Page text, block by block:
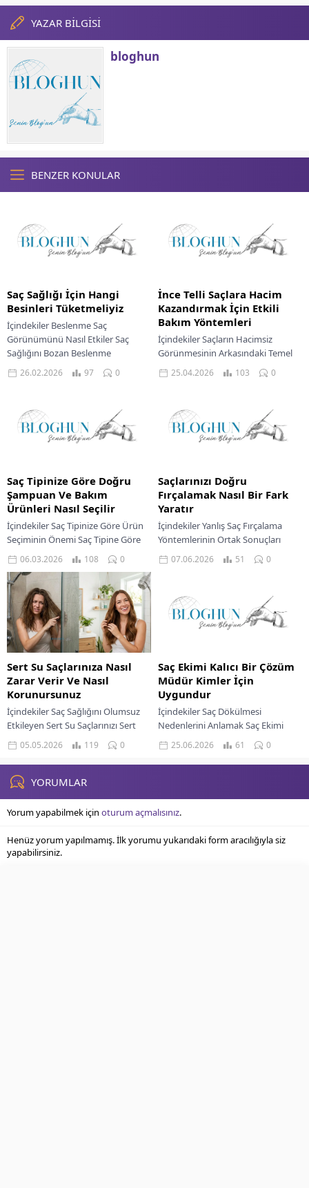
YAZAR BİLGİSİ
bloghun
BENZER KONULAR
Saç Sağlığı İçin Hangi
Besinleri Tüketmeliyiz
İçindekiler Beslenme Saç
Görünümünü Nasıl Etkiler Saç
Sağlığını Bozan Beslenme
Eksiklikleri Saç Sağlığını
Destekleyen Temel Besinler Doğal
26.02.2026 97 0
İnce Telli Saçlara Hacim
Kazandırmak İçin Etkili
Bakım Yöntemleri
İçindekiler Saçların Hacimsiz
Görünmesinin Arkasındaki Temel
Nedenler İnce Telli Saçlar İçin
Doğru Ürün Seçimi Saçlara Hacim
25.04.2026 103 0
Saç Tipinize Göre Doğru
Şampuan Ve Bakım
Ürünleri Nasıl Seçilir
İçindekiler Saç Tipinize Göre Ürün
Seçiminin Önemi Saç Tipine Göre
Ürün Seçme Kılavuzu Yağlı Saçlar
İçin Dengeli Bakım Kuru Ve...
06.03.2026 108 0
Saçlarınızı Doğru
Fırçalamak Nasıl Bir Fark
Yaratır
İçindekiler Yanlış Saç Fırçalama
Yöntemlerinin Ortak Sonuçları
Yanlış Saç Fırçalama
Alışkanlıklarının Temel Nedenleri
07.06.2026 51 0
Sert Su Saçlarınıza Nasıl
Zarar Verir Ve Nasıl
Korunursunuz
İçindekiler Saç Sağlığını Olumsuz
Etkileyen Sert Su Saçlarınızı Sert
Sudan Korumak İçin Çözümler
Doğal İçeriklerle Saç Bakımı Bitkisel
Kürler Ve...
05.05.2026 119 0
Saç Ekimi Kalıcı Bir Çözüm
Müdür Kimler İçin
Uygundur
İçindekiler Saç Dökülmesi
Nedenlerini Anlamak Saç Ekimi
Kalıcı Bir Çözüm Müdür Saç Ekimi
İçin İdeal Adayın Belirlenmesi
Ekilen Saçların Kalıcılığını...
25.06.2026 61 0
YORUMLAR
Yorum yapabilmek için oturum açmalısınız.
Henüz yorum yapılmamış. İlk yorumu yukarıdaki form aracılığıyla siz
yapabilirsiniz.